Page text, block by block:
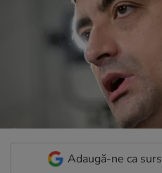
Adaugă-ne ca